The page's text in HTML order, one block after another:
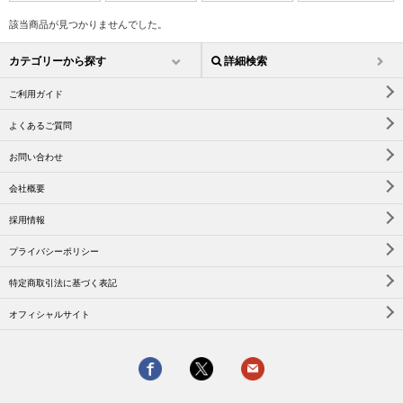
該当商品が見つかりませんでした。
カテゴリーから探す 詳細検索
ご利用ガイド
よくあるご質問
お問い合わせ
会社概要
採用情報
プライバシーポリシー
特定商取引法に基づく表記
オフィシャルサイト